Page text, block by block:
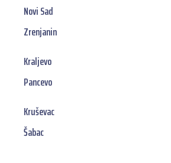
Novi Sad
Zrenjanin
Kraljevo
Pancevo
Kruševac
Šabac